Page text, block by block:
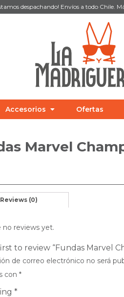
despachando! Envíos a todo Chile.
Accesorios Ofertas
Marvel
Reviews (0)
no reviews yet.
to review “Fundas Marvel
de correo electrónico no será
con *
*